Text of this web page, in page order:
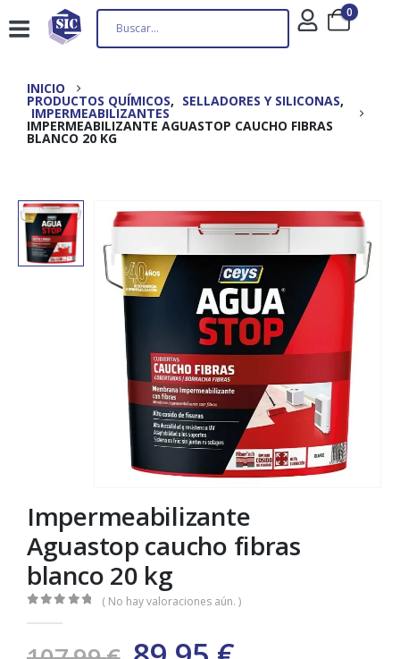
0
INICIO
PRODUCTOS QUÍMICOS, SELLADORES Y SILICONAS,
IMPERMEABILIZANTES
IMPERMEABILIZANTE AGUASTOP CAUCHO FIBRAS
BLANCO 20 KG
Impermeabilizante
Aguastop caucho fibras
blanco 20 kg
( No hay valoraciones aún. )